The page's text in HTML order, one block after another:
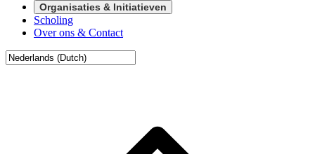
Organisaties & Initiatieven
Scholing
Over ons & Contact